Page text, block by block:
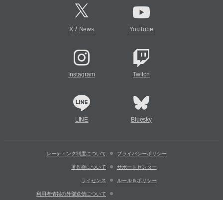
X/ News YouTube
Instagram Twitch
LINE Bluesky
レーティング制度について プライバシーポリシー
著作権について サポートセンター
ライセンス ルール＆ポリシー
利用者情報の外部送信について